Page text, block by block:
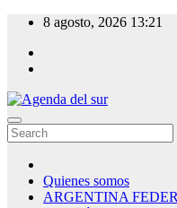
Skip
content
8 agosto, 2026 13:21
Agenda del sur
Quienes somos
ARGENTINA